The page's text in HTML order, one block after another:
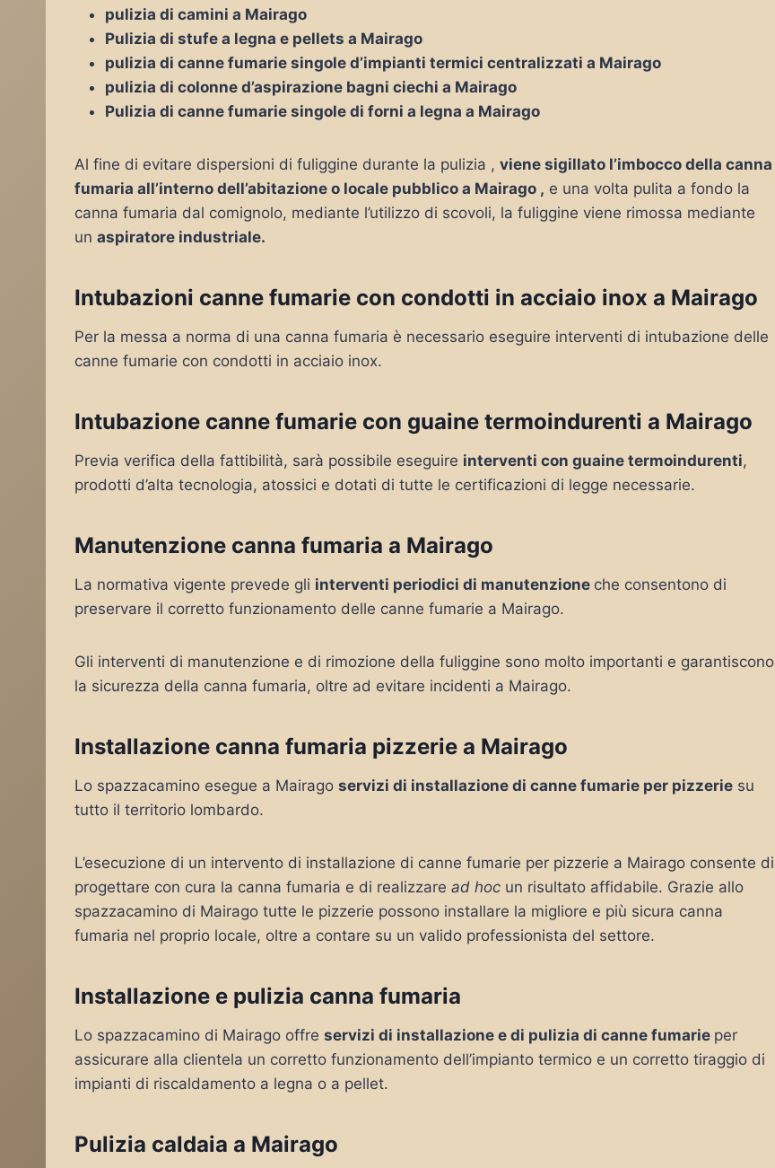
pulizia di camini a Mairago
Pulizia di stufe a legna e pellets a Mairago
pulizia di canne fumarie singole d’impianti termici centralizzati a Mairago
pulizia di colonne d’aspirazione bagni ciechi a Mairago
Pulizia di canne fumarie singole di forni a legna a Mairago
Al fine di evitare dispersioni di fuliggine durante la pulizia , viene sigillato l’imbocco della canna
fumaria all’interno dell’abitazione o locale pubblico a Mairago , e una volta pulita a fondo la
canna fumaria dal comignolo, mediante l’utilizzo di scovoli, la fuliggine viene rimossa mediante
un aspiratore industriale.
Intubazioni canne fumarie con condotti in acciaio inox a Mairago
Per la messa a norma di una canna fumaria è necessario eseguire interventi di intubazione delle
canne fumarie con condotti in acciaio inox.
Intubazione canne fumarie con guaine termoindurenti a Mairago
Previa verifica della fattibilità, sarà possibile eseguire interventi con guaine termoindurenti,
prodotti d’alta tecnologia, atossici e dotati di tutte le certificazioni di legge necessarie.
Manutenzione canna fumaria a Mairago
La normativa vigente prevede gli interventi periodici di manutenzione che consentono di
preservare il corretto funzionamento delle canne fumarie a Mairago.
Gli interventi di manutenzione e di rimozione della fuliggine sono molto importanti e garantiscono
la sicurezza della canna fumaria, oltre ad evitare incidenti a Mairago.
Installazione canna fumaria pizzerie a Mairago
Lo spazzacamino esegue a Mairago servizi di installazione di canne fumarie per pizzerie su
tutto il territorio lombardo.
L’esecuzione di un intervento di installazione di canne fumarie per pizzerie a Mairago consente di
progettare con cura la canna fumaria e di realizzare ad hoc un risultato affidabile. Grazie allo
spazzacamino di Mairago tutte le pizzerie possono installare la migliore e più sicura canna
fumaria nel proprio locale, oltre a contare su un valido professionista del settore.
Installazione e pulizia canna fumaria
Lo spazzacamino di Mairago offre servizi di installazione e di pulizia di canne fumarie per
assicurare alla clientela un corretto funzionamento dell’impianto termico e un corretto tiraggio di
impianti di riscaldamento a legna o a pellet.
Pulizia caldaia a Mairago